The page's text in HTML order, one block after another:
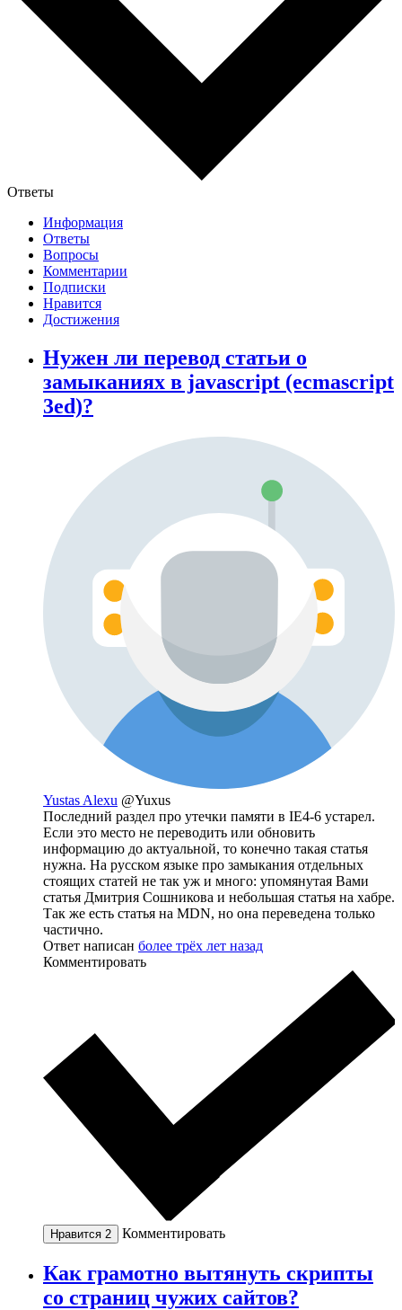
Ответы
Информация
Ответы
Вопросы
Комментарии
Подписки
Нравится
Достижения
Нужен ли перевод статьи о
замыканиях в javascript (ecmascript
3ed)?
Yustas Alexu @Yuxus
Последний раздел про утечки памяти в IE4-6 устарел.
Если это место не переводить или обновить
информацию до актуальной, то конечно такая статья
нужна. На русском языке про замыкания отдельных
стоящих статей не так уж и много: упомянутая Вами
статья Дмитрия Сошникова и небольшая статья на хабре.
Так же есть статья на MDN, но она переведена только
частично.
Ответ написан более трёх лет назад
Комментировать
Нравится 2 Комментировать
Как грамотно вытянуть скрипты
со страниц чужих сайтов?